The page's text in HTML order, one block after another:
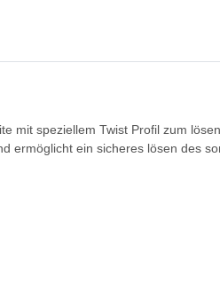
mit speziellem Twist Profil zum
ermöglicht ein sicheres lösen des